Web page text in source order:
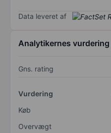
Data leveret af
Analytikernes vurdering
Gns. rating
Vurdering
Køb
Overvægt